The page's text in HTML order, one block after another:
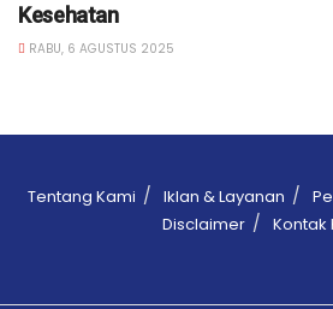
Kesehatan
RABU, 6 AGUSTUS 2025
Tentang Kami Iklan & Layanan
Disclaimer
Kontak